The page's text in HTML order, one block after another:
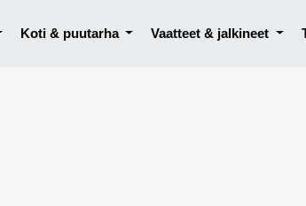
Koti & puutarha Vaatteet & jalkineet